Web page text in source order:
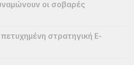
οι σοβαρές
στρατηγική E-